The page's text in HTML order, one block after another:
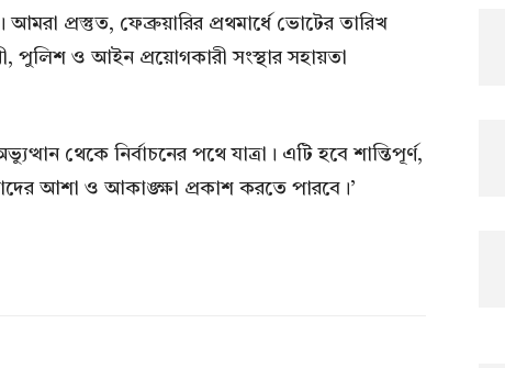
আমরা প্রস্তুত, ফেব্রুয়ারির প্রথমার্ধে ভোটের তারিখ
পুলিশ ও আইন প্রয়োগকারী সংস্থার সহায়তা
থেকে নির্বাচনের পথে যাত্রা। এটি হবে শান্তিপূর্ণ,
আশা ও আকাঙ্ক্ষা প্রকাশ করতে পারবে।’